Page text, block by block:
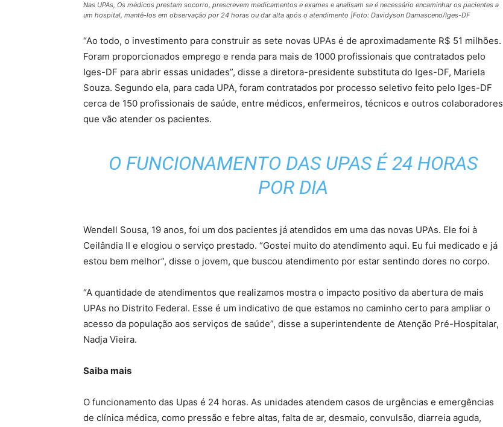
Nas UPAs, Os médicos prestam socorro, prescrevem medicamentos e exames e analisam se é necessário encaminhar os pacientes a
um hospital, mantê-los em observação por 24 horas ou dar alta após o atendimento |Foto: Davidyson Damasceno/Iges-DF
“Ao todo, o investimento para construir as sete novas UPAs é de aproximadamente R$ 51 milhões.
Foram proporcionados emprego e renda para mais de 1000 profissionais que contratados pelo
Iges-DF para abrir essas unidades”, disse a diretora-presidente substituta do Iges-DF, Mariela
Souza. Segundo ela, para cada UPA, foram contratados por processo seletivo feito pelo Iges-DF
cerca de 150 profissionais de saúde, entre médicos, enfermeiros, técnicos e outros colaboradores
que vão atender os pacientes.
O FUNCIONAMENTO DAS UPAS É 24 HORAS
POR DIA
Wendell Sousa, 19 anos, foi um dos pacientes já atendidos em uma das novas UPAs. Ele foi à
Ceilândia II e elogiou o serviço prestado. “Gostei muito do atendimento aqui. Eu fui medicado e já
estou bem melhor”, disse o jovem, que buscou atendimento por estar sentindo dores no corpo.
“A quantidade de atendimentos que realizamos mostra o impacto positivo da abertura de mais
UPAs no Distrito Federal. Esse é um indicativo de que estamos no caminho certo para ampliar o
acesso da população aos serviços de saúde”, disse a superintendente de Atenção Pré-Hospitalar,
Nadja Vieira.
Saiba mais
O funcionamento das Upas é 24 horas. As unidades atendem casos de urgências e emergências
de clínica médica, como pressão e febre altas, falta de ar, desmaio, convulsão, diarreia aguda,